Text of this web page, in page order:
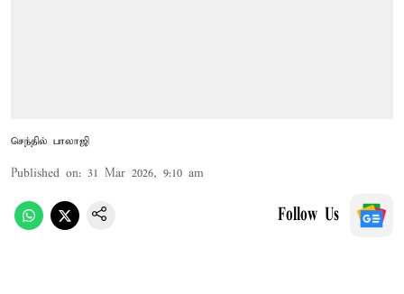
செந்தில் பாலாஜி
Published on: 31 Mar 2026, 9:10 am
Follow Us